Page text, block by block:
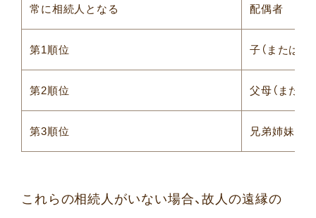
常に相続人となる 配偶者
第1順位 子（または孫
第2順位 父母（または
第3順位 兄弟姉妹（ま
これらの相続人がいない場合、故人の遠縁の